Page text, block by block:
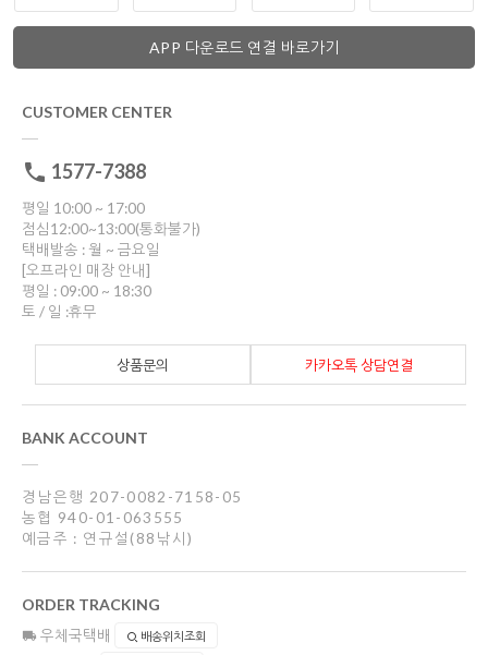
APP 다운로드 연결 바로가기
CUSTOMER CENTER
1577-7388
평일 10:00 ~ 17:00
점심12:00~13:00(통화불가)
택배발송 : 월 ~ 금요일
[오프라인 매장 안내]
평일 : 09:00 ~ 18:30
토 / 일 :휴무
카카오톡 상담연결
상품문의
BANK ACCOUNT
경남은행 207-0082-7158-05
농협 940-01-063555
예금주 : 연규설(88낚시)
ORDER TRACKING
우체국택배 배송위치조회